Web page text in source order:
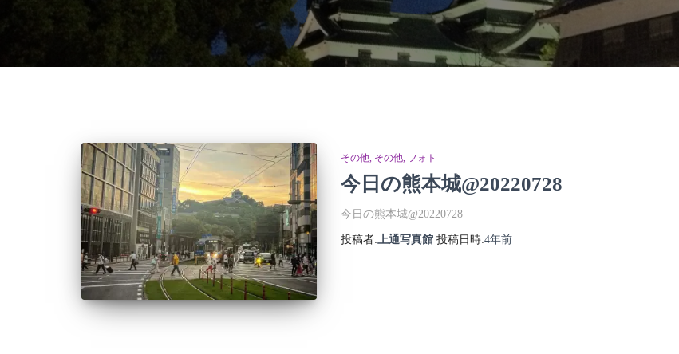
その他 その他 フォト
今日の熊本城@20220728
今日の熊本城@20220728
投稿者:上通写真館 投稿日時:4年前